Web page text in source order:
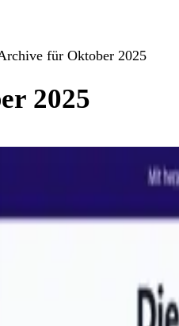
für Oktober 2025
2025